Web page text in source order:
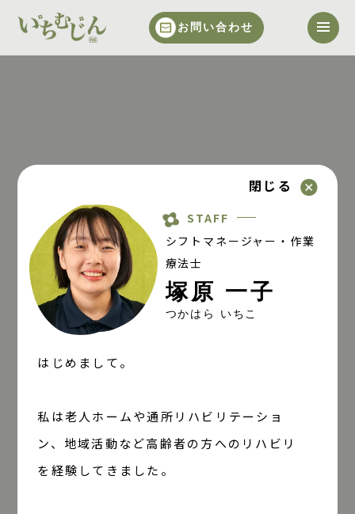
お問い合わせ
STAFF
シフトマネージャー・作業
療法士
塚原 一子
つかはら いちこ
はじめまして。
私は老人ホームや通所リハビリテーショ
ン、地域活動など高齢者の方へのリハビリ
を経験してきました。
閉じる